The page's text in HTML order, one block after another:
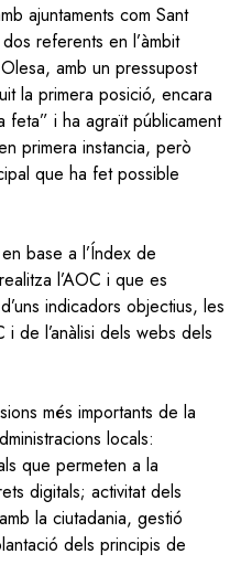
ajuntaments com Sant
referents en l’àmbit
amb un pressupost
la primera posició, encara
feta” i ha agraït públicament
primera instancia, però
que ha fet possible
base a l’Índex de
l’AOC i que es
indicadors objectius, les
de l’anàlisi dels webs dels
més importants de la
locals:
que permeten a la
digitals; activitat dels
la ciutadania, gestió
dels principis de